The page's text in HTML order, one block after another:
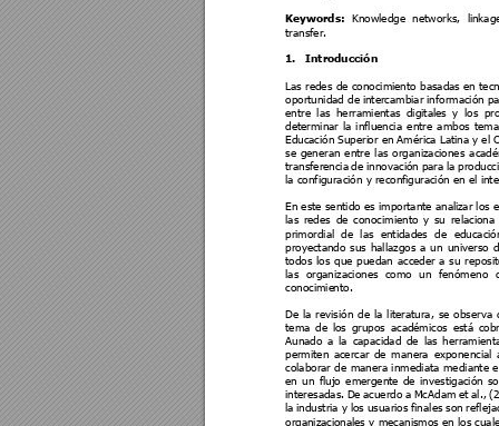
Keywords: Knowledge networks, li
transfer.
1. Introducción
Las redes de conocimiento basadas en
oportunidad de intercambiar información
entre las herramientas digitales y los
determinar la influencia entre ambos
Educación Superior en América Latina y el
se generan entre las organizaciones
transferencia de innovación para la
la configuración y reconfiguración en el
En este sentido es importante analizar los
las redes de conocimiento y su relaciona
primordial de las entidades de
proyectando sus hallazgos a un universo
todos los que puedan acceder a su
las organizaciones como un fenómeno
conocimiento.
De la revisión de la literatura, se observa
tema de los grupos académicos está
Aunado a la capacidad de las herra
permiten acercar de manera exponencial
colaborar de manera inmediata mediante
en un flujo emergente de investigación
interesadas. De acuerdo a McAdam et al., (2
la industria y los usuarios fina les son
organizacionales y mecanismos en los